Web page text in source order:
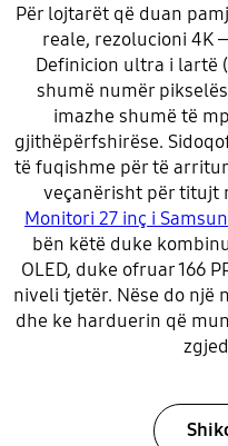
Për lojtarët që duan
reale, rezolucioni 4K
Definicion ultra i lartë
shumë numër
imazhe shumë të
gjithëpërfshirëse.
të fuqishme për të
veçanërisht për titujt
Monitori 27 inç i
bën këtë duke
OLED, duke ofruar 166
niveli tjetër. Nëse do një
dhe ke harduerin që